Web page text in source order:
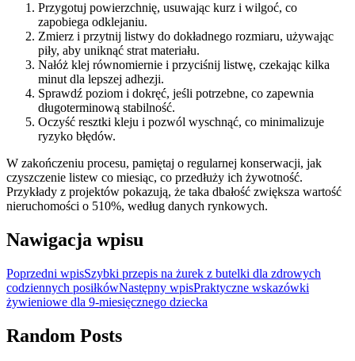
Przygotuj powierzchnię, usuwając kurz i wilgoć, co
zapobiega odklejaniu.
Zmierz i przytnij listwy do dokładnego rozmiaru, używając
piły, aby uniknąć strat materiału.
Nałóż klej równomiernie i przyciśnij listwę, czekając kilka
minut dla lepszej adhezji.
Sprawdź poziom i dokręć, jeśli potrzebne, co zapewnia
długoterminową stabilność.
Oczyść resztki kleju i pozwól wyschnąć, co minimalizuje
ryzyko błędów.
W zakończeniu procesu, pamiętaj o regularnej konserwacji, jak
czyszczenie listew co miesiąc, co przedłuży ich żywotność.
Przykłady z projektów pokazują, że taka dbałość zwiększa wartość
nieruchomości o 510%, według danych rynkowych.
Nawigacja wpisu
Poprzedni wpisSzybki przepis na żurek z butelki dla zdrowych
codziennych posiłkówNastępny wpisPraktyczne wskazówki
żywieniowe dla 9-miesięcznego dziecka
Random Posts